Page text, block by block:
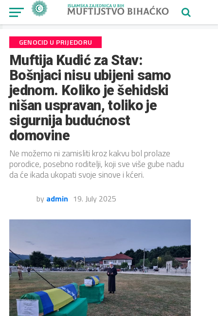
GENOCID U PRIJEDORU
Muftija Kudić za Stav:
Bošnjaci nisu ubijeni samo
jednom. Koliko je šehidski
nišan uspravan, toliko je
sigurnija budućnost
domovine
Ne možemo ni zamisliti kroz kakvu bol prolaze
porodice, posebno roditelji, koji sve više gube nadu
da će ikada ukopati svoje sinove i kćeri.
by admin 19. July 2025